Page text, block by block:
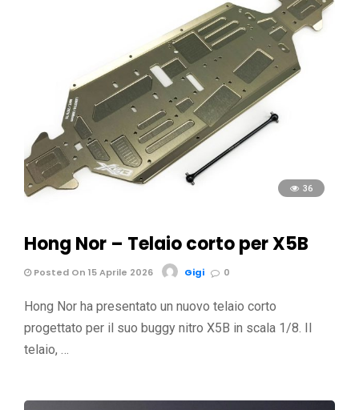
36
Hong Nor – Telaio corto per X5B
Posted On 15 Aprile 2026 Gigi 0
Hong Nor ha presentato un nuovo telaio corto
progettato per il suo buggy nitro X5B in scala 1/8. Il
telaio, …